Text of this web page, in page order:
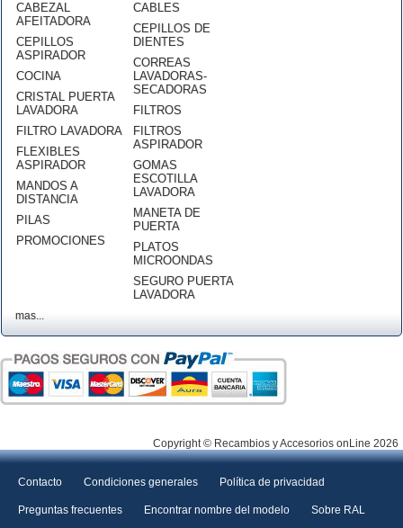
CABEZAL
AFEITADORA
CEPILLOS
ASPIRADOR
COCINA
CRISTAL PUERTA
LAVADORA
FILTRO LAVADORA
FLEXIBLES
ASPIRADOR
MANDOS A
DISTANCIA
PILAS
PROMOCIONES
CABLES
CEPILLOS DE
DIENTES
CORREAS
LAVADORAS-
SECADORAS
FILTROS
FILTROS
ASPIRADOR
GOMAS
ESCOTILLA
LAVADORA
MANETA DE
PUERTA
PLATOS
MICROONDAS
SEGURO PUERTA
LAVADORA
mas...
Copyright © Recambios y Accesorios onLine 2026
Contacto Condiciones generales Política de privacidad
Preguntas frecuentes Encontrar nombre del modelo Sobre RAL